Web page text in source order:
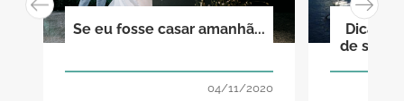
Se eu fosse casar amanhã...
04/11/2020
Dicas
de